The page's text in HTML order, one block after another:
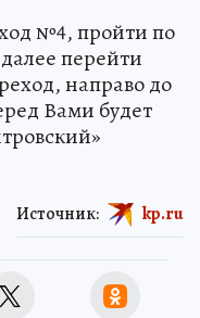
№4, пройти по
перейти
направо до
Вами будет
Источник: kp.ru